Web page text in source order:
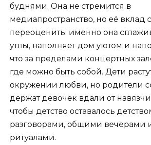
буднями. Она не стремится в
медиапространство, но её вклад
переоценить: именно она
углы, наполняет дом уютом и
что за пределами концертных
где можно быть собой. Дети
окружении любви, но родители
держат девочек вдали от
чтобы детство оставалось
разговорами, общими
ритуалами.